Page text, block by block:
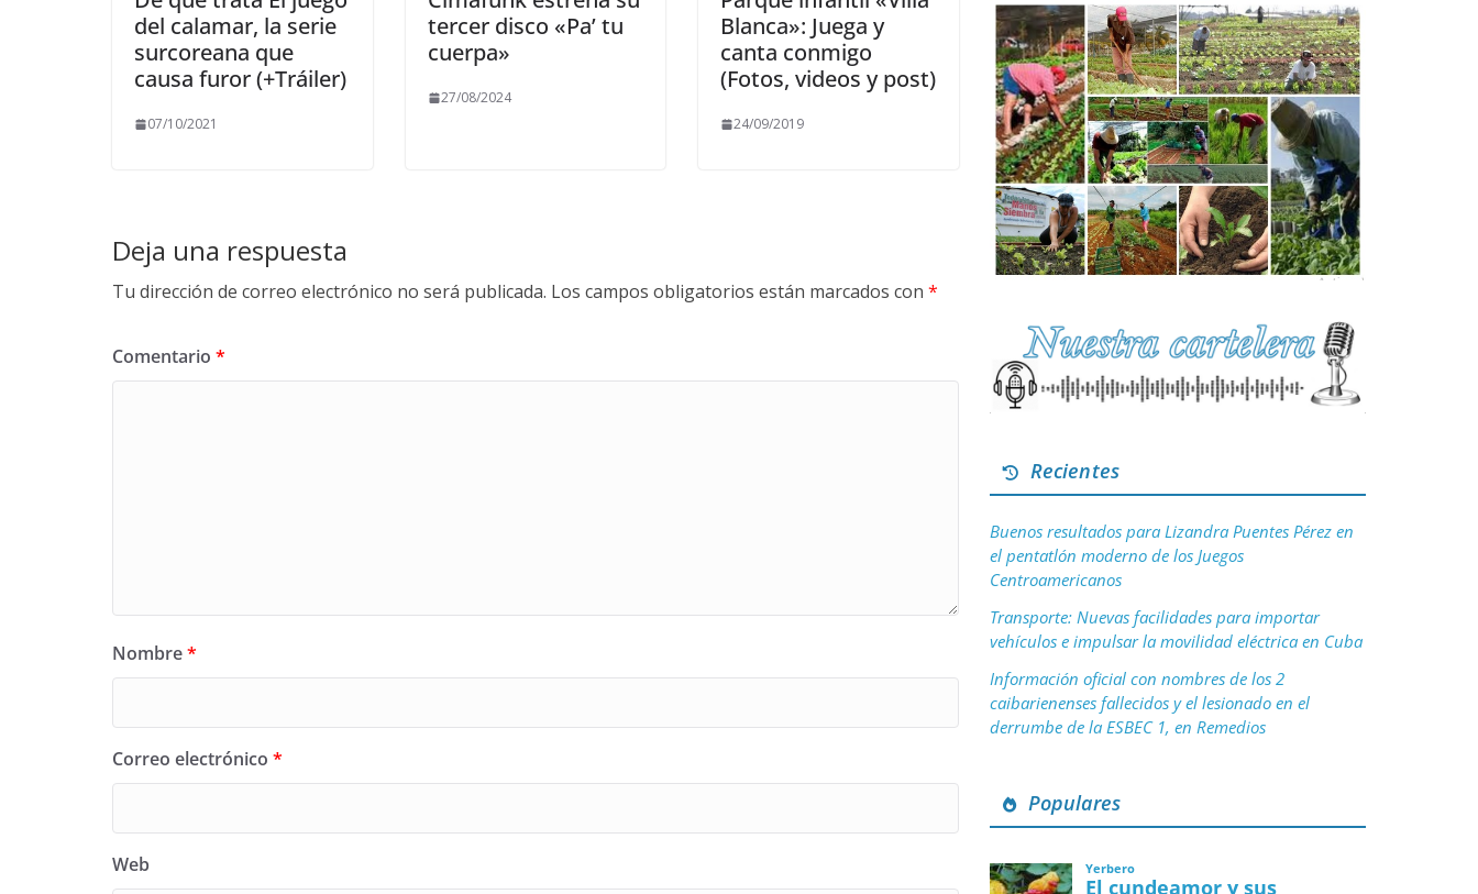
del calamar, la serie
surcoreana que
causa furor (+Tráiler)
07/10/2021
tercer disco «Pa’ tu
cuerpa»
27/08/2024
Blanca»: Juega y
canta conmigo
(Fotos, videos y post)
24/09/2019
Deja una respuesta
Tu dirección de correo electrónico no será publicada. Los campos obligatorios están marcados con *
Comentario *
Nombre*
Correo electrónico *
Web
Recientes
Buenos resultados para Lizandra Puentes Pérez en
el pentatlón moderno de los Juegos
Centroamericanos
Transporte: Nuevas facilidades para importar
vehículos e impulsar la movilidad eléctrica en Cuba
Información oficial con nombres de los 2
caibarienenses fallecidos y el lesionado en el
derrumbe de la ESBEC 1, en Remedios
Populares